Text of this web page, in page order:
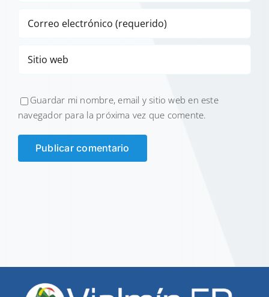
Guardar mi nombre, email y sitio web en este
navegador para la próxima vez que comente.